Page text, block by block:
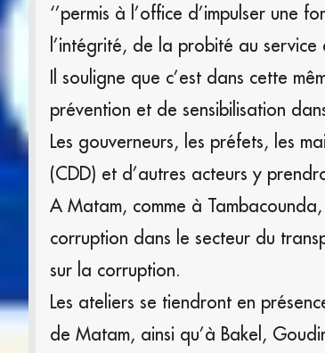
‘’permis à l’office d’impulser
l’intégrité, de la probité au service
Il souligne que c’est dans cette
prévention et de sensibilisation
Les gouverneurs, les préfets, les
(CDD) et d’autres acteurs y
A Matam, comme à
corruption dans le secteur du
sur la corruption.
Les ateliers se tiendront en
de Matam, ainsi qu’à Bakel,